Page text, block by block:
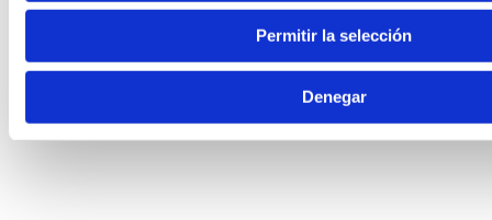
Permitir la selección
Denegar